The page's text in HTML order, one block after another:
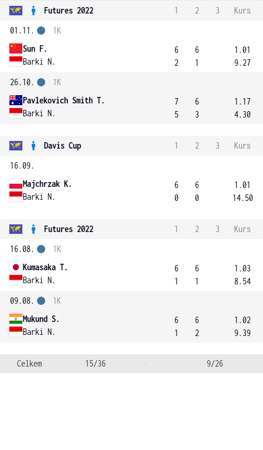
Futures 2022 1 2 3
Kurs
01.11.
Sun F.
Barki N.
1K
6
2
6
1
1.01
9.27
26.10.
Pavlekovich Smith T.
Barki N.
1K
7
5
6
3
1.17
4.30
Davis Cup 1 2 3
Kurs
16.09.
Majchrzak K.
Barki N.
6
0
6
0
1.01
14.50
Futures 2022 1 2 3
Kurs
16.08.
Kumasaka T.
Barki N.
1K
6
1
6
1
1.03
8.54
09.08.
Mukund S.
Barki N.
1K
6
1
6
2
1.02
9.39
Celkem 15/36 - 9/26